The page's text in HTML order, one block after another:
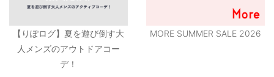
【りぽログ】夏を遊び倒す大
人メンズのアウトドアコー
デ！
MORE SUMMER SALE 2026